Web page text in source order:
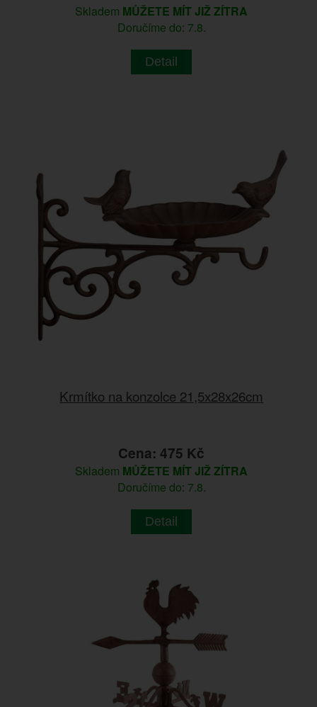
Skladem MŮŽETE MÍT JIŽ ZÍTRA
Doručíme do: 7.8.
Detail
Krmítko na konzolce 21,5x28x26cm
Cena: 475 Kč
Skladem MŮŽETE MÍT JIŽ ZÍTRA
Doručíme do: 7.8.
Detail